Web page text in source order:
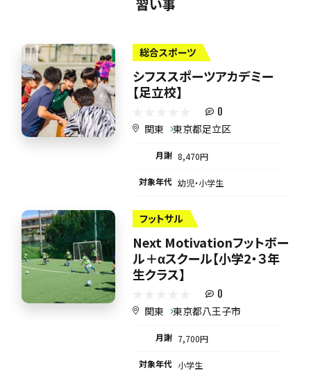
総合スポーツ
シフススポーツアカデミー
【足立校】
0
関東 東京都足立区
月謝 8,470円
対象年代 幼児・小学生
フットサル
Next Motivationフットボー
ル＋αスクール【小学2・３年
生クラス】
0
関東 東京都八王子市
月謝 7,700円
対象年代 小学生